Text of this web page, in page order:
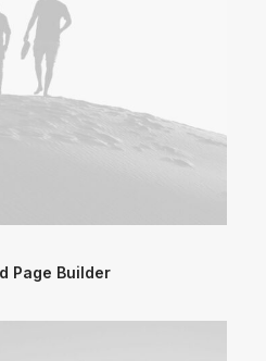
Page Builder